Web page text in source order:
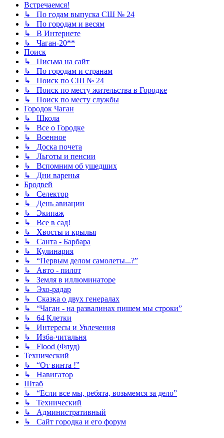
Встречаемся!
↳ По годам выпуска СШ № 24
↳ По городам и весям
↳ В Интернете
↳ Чаган-20**
Поиск
↳ Письма на сайт
↳ По городам и странам
↳ Поиск по СШ № 24
↳ Поиск по месту жительства в Городке
↳ Поиск по месту службы
Городок Чаган
↳ Школа
↳ Все о Городке
↳ Военное
↳ Доска почета
↳ Льготы и пенсии
↳ Вспомним об ушедших
↳ Дни варенья
Бродвей
↳ Селектор
↳ День авиации
↳ Экипаж
↳ Все в сад!
↳ Хвосты и крылья
↳ Санта - Барбара
↳ Кулинария
↳ “Первым делом самолеты...?”
↳ Авто - пилот
↳ Земля в иллюминаторе
↳ Эхо-радар
↳ Сказка о двух генералах
↳ “Чаган - на развалинах пишем мы строки”
↳ 64 Клетки
↳ Интересы и Увлечения
↳ Изба-читальня
↳ Flood (Флуд)
Технический
↳ “От винта !”
↳ Навигатор
Штаб
↳ “Если все мы, ребята, возьмемся за дело”
↳ Технический
↳ Административный
↳ Сайт городка и его форум